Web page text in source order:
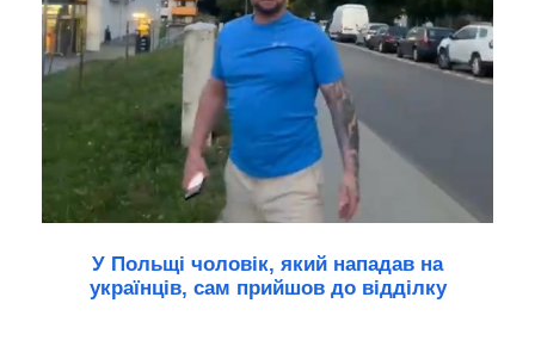
У Польщі чоловік, який нападав на
українців, сам прийшов до відділку